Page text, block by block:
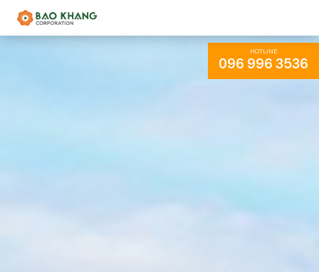
HOTLINE
096 996 3536